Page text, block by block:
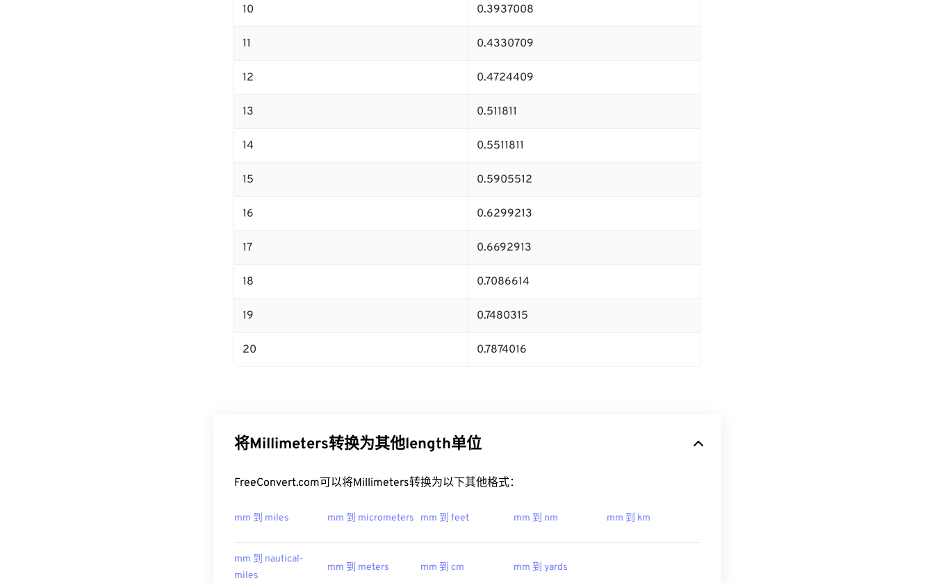
10 0.3937008
11 0.4330709
12 0.4724409
13 0.511811
14 0.5511811
15 0.5905512
16 0.6299213
17 0.6692913
18 0.7086614
19 0.7480315
20 0.7874016
将Millimeters转换为其他length单位
FreeConvert.com可以将Millimeters转换为以下其他格式：
mm 到 miles mm 到 micrometers mm 到 feet mm 到 nm mm 到 km
mm 到 nautical-
miles
mm 到 meters mm 到 cm mm 到 yards